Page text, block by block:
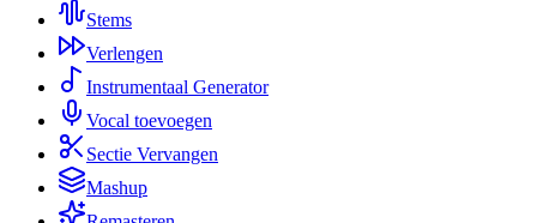
Stems
Verlengen
Instrumentaal Generator
Vocal toevoegen
Sectie Vervangen
Mashup